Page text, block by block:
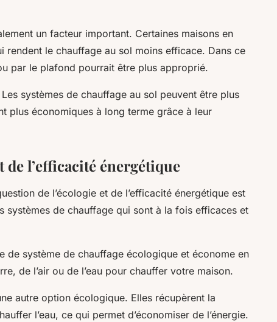
un facteur important. Certaines maisons en
rendent le chauffage au sol moins efficace. Dans ce
par le plafond pourrait être plus approprié.
systèmes de chauffage au sol peuvent être plus
plus économiques à long terme grâce à leur
de l’efficacité énergétique
de l’écologie et de l’efficacité énergétique est
systèmes de chauffage qui sont à la fois efficaces et
de système de chauffage écologique et économe en
de l’air ou de l’eau pour chauffer votre maison.
autre option écologique. Elles récupèrent la
l’eau, ce qui permet d’économiser de l’énergie.